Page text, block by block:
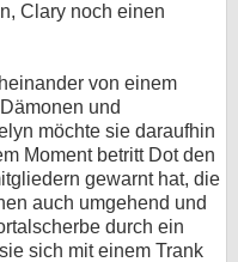
Clary noch einen
von einem
und
möchte sie daraufhin
Moment betritt Dot den
gewarnt hat, die
auch umgehend und
durch ein
sich mit einem Trank